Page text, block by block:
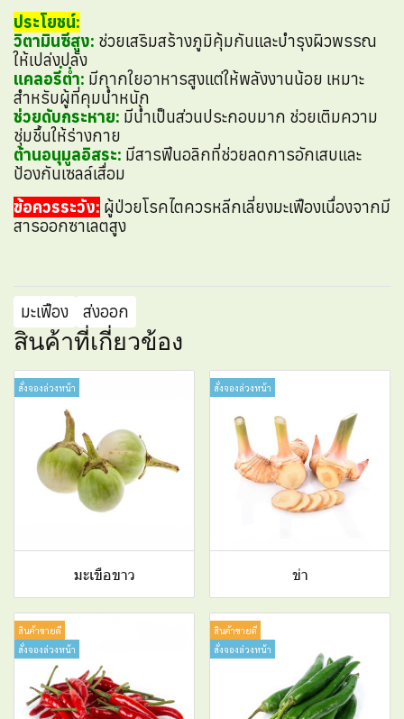
ประโยชน์:
วิตามินซีสูง: ช่วยเสริมสร้างภูมิคุ้มกันและบำรุงผิวพรรณ
ให้เปล่งปลั่ง
แคลอรี่ต่ำ: มีกากใยอาหารสูงแต่ให้พลังงานน้อย เหมาะ
สำหรับผู้ที่คุมน้ำหนัก
ช่วยดับกระหาย: มีน้ำเป็นส่วนประกอบมาก ช่วยเติมความ
ชุ่มชื้นให้ร่างกาย
ต้านอนุมูลอิสระ: มีสารฟีนอลิกที่ช่วยลดการอักเสบและ
ป้องกันเซลล์เสื่อม
ข้อควรระวัง: ผู้ป่วยโรคไตควรหลีกเลี่ยงมะเฟืองเนื่องจากมี
สารออกซาเลตสูง
มะเฟือง ส่งออก
สินค้าที่เกี่ยวข้อง
สั่งจองล่วงหน้า
มะเขือขาว
สั่งจองล่วงหน้า
ข่า
สินค้าขายดี
สั่งจองล่วงหน้า
สินค้าขายดี
สั่งจองล่วงหน้า